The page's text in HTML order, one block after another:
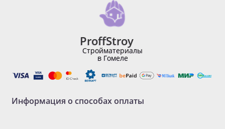
ProffStroy
Стройматериалы
в Гомеле
Информация о способах оплаты